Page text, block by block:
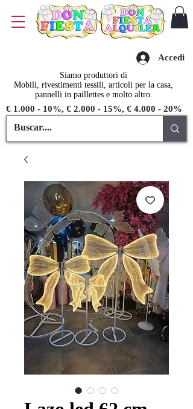
Siamo produttori di
Mobili, rivestimenti tessili, articoli per la casa,
pannelli in paillettes e molto altro.
€ 1.000 - 10%, € 2.000 - 15%, € 4.000 - 20%
Accedi